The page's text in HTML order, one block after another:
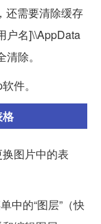
还需要清除缓存
户名]\\AppData
除。
件。
图片中的表
中的“图层”（快